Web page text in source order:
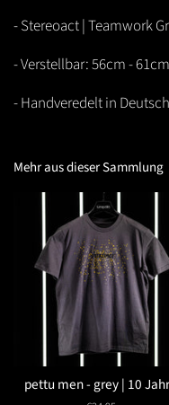
- Stereoact | Teamwork
- Verstellbar: 56cm - 61cm
- Handveredelt in
Mehr aus dieser Sammlung
pettu men - grey | 10